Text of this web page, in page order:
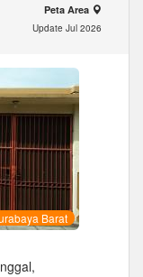
Peta Area
Update Jul 2026
Barat